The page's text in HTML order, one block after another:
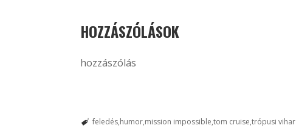
HOZZÁSZÓLÁSOK
hozzászólás
feledés humor mission impossible tom cruise trópusi vihar